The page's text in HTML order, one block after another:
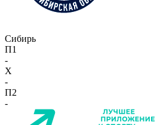
Сибирь
П1
-
X
-
П2
-